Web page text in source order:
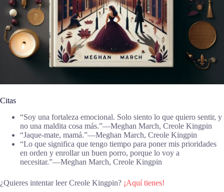
Citas
“Soy una fortaleza emocional. Solo siento lo que quiero sentir, y
no una maldita cosa más.”―Meghan March, Creole Kingpin
“Jaque-mate, mamá.”―Meghan March, Creole Kingpin
“Lo que significa que tengo tiempo para poner mis prioridades
en orden y enrollar un buen porro, porque lo voy a
necesitar.”―Meghan March, Creole Kingpin
¿Quieres intentar leer Creole Kingpin? ¡Aquí tienes!